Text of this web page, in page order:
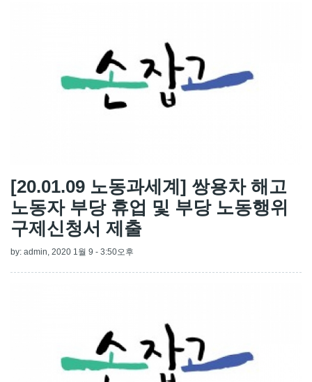
[20.01.09 노동과세계] 쌍용차 해고
노동자 부당 휴업 및 부당 노동행위
구제신청서 제출
by: admin , 2020 1월 9 - 3:50오후